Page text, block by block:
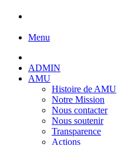
Menu
ADMIN
AMU
Histoire de AMU
Notre Mission
Nous contacter
Nous soutenir
Transparence
Actions